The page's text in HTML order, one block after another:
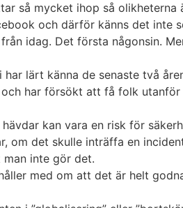
så mycket ihop så olikheterna
och därför känns det inte
idag. Det första någonsin.
lärt känna de senaste två
har försökt att få folk
kan vara en risk för
om det skulle inträffa en
inte gör det.
med om att det är helt